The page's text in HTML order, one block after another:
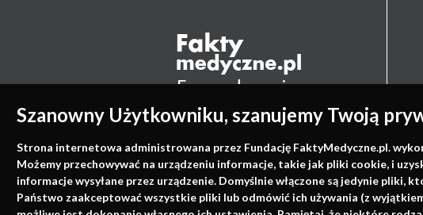
Szanowny Użytkowniku, szanujemy Twoją
Strona internetowa administrowana przez Fundację FaktyMedyczne.pl.
Możemy przechowywać na urządzeniu informacje, takie jak pliki cookie, i
informacje wysyłane przez urządzenie. Domyślnie włączone są jedynie
Państwo zaakceptować wszystkie pliki lub odmówić ich używania (z